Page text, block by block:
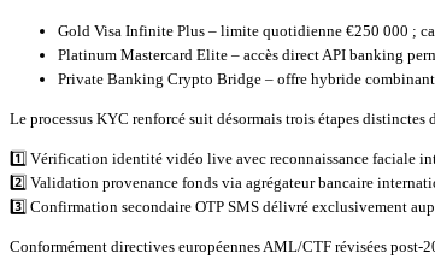
Gold Visa Infinite Plus – limite quotidienne €250 000 ;
Platinum Mastercard Elite – accès direct API banking
Private Banking Crypto Bridge – offre hybride
Le processus KYC renforcé suit désormais trois étapes distinctes
1️⃣ Vérification identité vidéo live avec reconnaissance faciale
2️⃣ Validation provenance fonds via agrégateur bancaire
3️⃣ Confirmation secondaire OTP SMS délivré exclusivement
Conformément directives européennes AML/CTF révisées